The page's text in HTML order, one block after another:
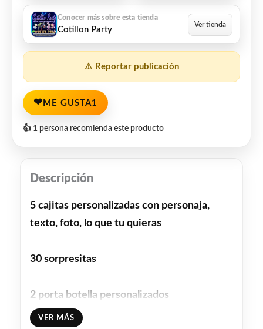
Cotillon Party
⚠️ Reportar publicación
❤ ME GUSTA1
👍 1 persona recomienda este producto
Descripción
5 cajitas personalizadas con personaja,
texto, foto, lo que tu quieras
30 sorpresitas
2 porta botella personalizados
VER MÁS